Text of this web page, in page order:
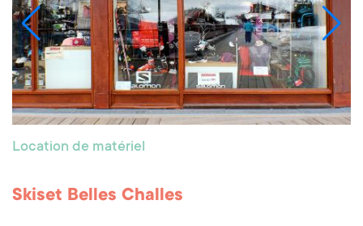
Location de matériel
Skiset Belles Challes